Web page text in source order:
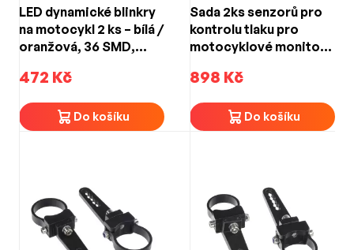
LED dynamické blinkry
na motocykl 2 ks – bílá /
oranžová, 36 SMD,
472 Kč
Do košíku
Sada 2ks senzorů pro
kontrolu tlaku pro
motocyklové monitory
601caM
898 Kč
Do košíku